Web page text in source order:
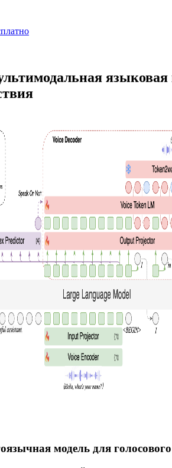
языковая
модель для голосового